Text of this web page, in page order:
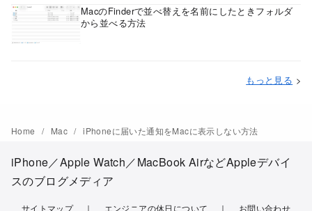
MacのFinderで並べ替えを名前にしたときフォルダ
から並べる方法
もっと見る >
Home Mac iPhoneに届いた通知をMacに表示しない方法
iPhone／Apple Watch／MacBook AirなどAppleデバイ
スのブログメディア
サイトマップ エンジニアの休日について お問い合わせ